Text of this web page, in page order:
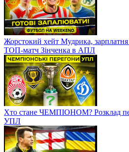
Жорстокий хейт Мудрика,
ТОП-матч Зінченка в АПЛ
Хто стане ЧЕМПІОНОМ? Розклад
УПЛ